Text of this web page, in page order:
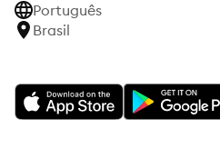
Português
Brasil